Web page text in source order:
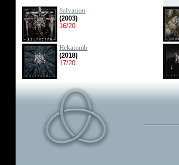
Salvation
(2003)
16/20
Hekatomb
(2018)
17/20